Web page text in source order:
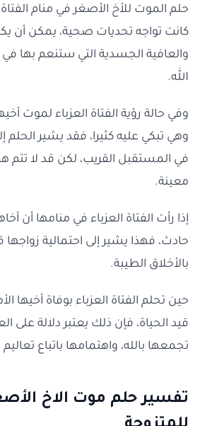
حلم الموت للأخ الأصغر في منام الفتاة
كانت تواجه تحديات صحية، يمكن أن
والعافية الجسدية التي ستنعم بها في
الله.
وفي حالة رؤية الفتاة العزباء لموت
وهي تبكي عليه كثيرا، فقد يشير الحلم
في المستقبل القريب، لكن قد لا تتم
معينة.
إذا رأت الفتاة العزباء في منامها أن
حادث، فهذا يشير إلى احتمالية
بالأخلاق الطيبة.
حين تحلم الفتاة العزباء بوفاة أخيها
قيد الحياة، فإن ذلك يعتبر دلالة على
تجمعها بالله، واهتمامها باتباع تعاليم
تفسير حلم موت الاخ